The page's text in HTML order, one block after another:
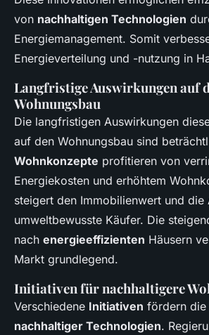
von nachhaltigen Technologien
Energiemanagement. Somit
Energieverteilung und -nutzung in
Langfristige Auswirkungen auf
Wohnungsbau
Die langfristigen Auswirkungen
auf den Wohnungsbau sind
Wohnkonzepte profitieren von
Energiekosten und erhöhtem
steigert den Immobilienwert und
umweltbewusste Käufer. Die
nach energieeffizienten Häusern
Markt grundlegend.
Initiativen für nachhaltigere
Verschiedene Initiativen fördern die
nachhaltiger Technologien.